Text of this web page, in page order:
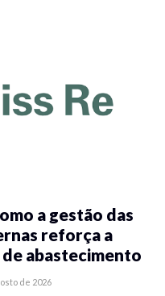
a gestão das
reforça a
abastecimento
de 2026